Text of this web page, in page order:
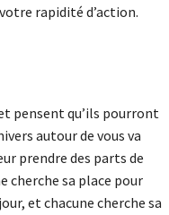
rapidité d’action.
pensent qu’ils pourront
autour de vous va
prendre des parts de
cherche sa place pour
et chacune cherche sa